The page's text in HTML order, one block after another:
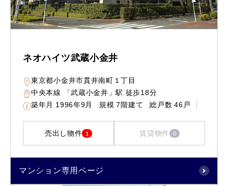
ネオハイツ武蔵小金井
東京都小金井市貫井南町１丁目
中央本線 「武蔵小金井」駅 徒歩18分
築年月 1996年9月 規模 7階建て 総戸数 46戸
売出し物件 1 賃貸物件 0
マンション専用ページ